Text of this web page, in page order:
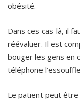
obésité.
Dans ces cas-là, il
réévaluer. Il est
bouger les gens en
téléphone
Le patient peut